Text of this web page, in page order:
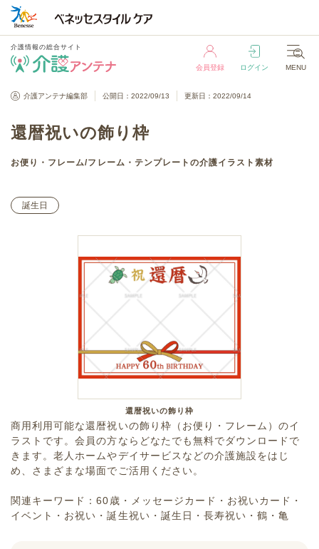
介護情報の総合サイト
会員登録 ログイン MENU
介護情報の総合サイト
介護アンテナ編集部 公開日：2022/09/13 更新日：2022/09/14
還暦祝いの飾り枠
お便り・フレーム/フレーム・テンプレートの介護イラスト素材
誕生日
還暦祝いの飾り枠
商用利用可能な還暦祝いの飾り枠（お便り・フレーム）のイ
ラストです。会員の方ならどなたでも無料でダウンロードで
きます。老人ホームやデイサービスなどの介護施設をはじ
め、さまざまな場面でご活用ください。
関連キーワード：60歳・メッセージカード・お祝いカード・
イベント・お祝い・誕生祝い・誕生日・長寿祝い・鶴・亀